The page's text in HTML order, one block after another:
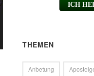
THEMEN
Anbetung